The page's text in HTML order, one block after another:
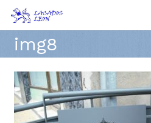
img8